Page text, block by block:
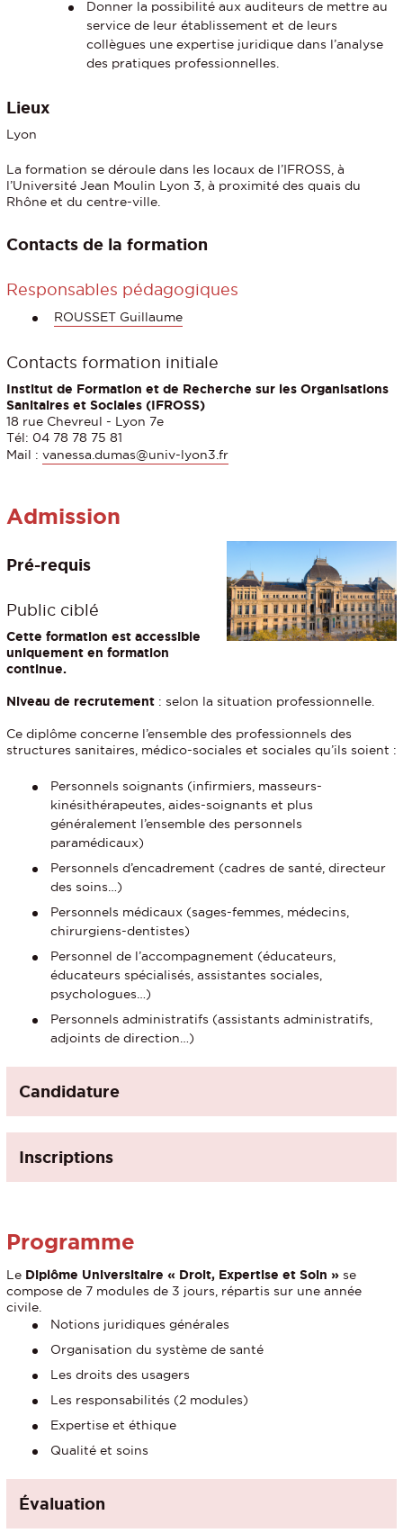
Donner la possibilité aux auditeurs de mettre au
service de leur établissement et de leurs
collègues une expertise juridique dans l’analyse
des pratiques professionnelles.
Lieux
Lyon
La formation se déroule dans les locaux de l’IFROSS, à
l’Université Jean Moulin Lyon 3, à proximité des quais du
Rhône et du centre-ville.
Contacts de la formation
Responsables pédagogiques
ROUSSET Guillaume
Contacts formation initiale
Institut de Formation et de Recherche sur les Organisations
Sanitaires et Sociales (IFROSS)
18 rue Chevreul - Lyon 7e
Tél: 04 78 78 75 81
Mail : vanessa.dumas@univ-lyon3.fr
Admission
Pré-requis
Public ciblé
Cette formation est accessible
uniquement en formation
continue.
Niveau de recrutement : selon la situation professionnelle.
Ce diplôme concerne l’ensemble des professionnels des
structures sanitaires, médico-sociales et sociales qu’ils soient :
Personnels soignants (infirmiers, masseurs-
kinésithérapeutes, aides-soignants et plus
généralement l’ensemble des personnels
paramédicaux)
Personnels d’encadrement (cadres de santé, directeur
des soins…)
Personnels médicaux (sages-femmes, médecins,
chirurgiens-dentistes)
Personnel de l’accompagnement (éducateurs,
éducateurs spécialisés, assistantes sociales,
psychologues…)
Personnels administratifs (assistants administratifs,
adjoints de direction…)
Candidature
Inscriptions
Programme
Le Diplôme Universitaire « Droit, Expertise et Soin » se
compose de 7 modules de 3 jours, répartis sur une année
civile.
Notions juridiques générales
Organisation du système de santé
Les droits des usagers
Les responsabilités (2 modules)
Expertise et éthique
Qualité et soins
Évaluation